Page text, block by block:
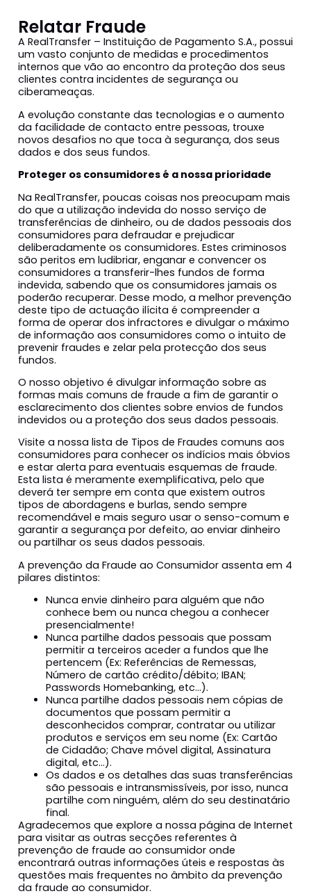
Relatar Fraude
A RealTransfer – Instituição de Pagamento S.A., possui
um vasto conjunto de medidas e procedimentos
internos que vão ao encontro da proteção dos seus
clientes contra incidentes de segurança ou
ciberameaças.
A evolução constante das tecnologias e o aumento
da facilidade de contacto entre pessoas, trouxe
novos desafios no que toca à segurança, dos seus
dados e dos seus fundos.
Proteger os consumidores é a nossa prioridade
Na RealTransfer, poucas coisas nos preocupam mais
do que a utilização indevida do nosso serviço de
transferências de dinheiro, ou de dados pessoais dos
consumidores para defraudar e prejudicar
deliberadamente os consumidores. Estes criminosos
são peritos em ludibriar, enganar e convencer os
consumidores a transferir-lhes fundos de forma
indevida, sabendo que os consumidores jamais os
poderão recuperar. Desse modo, a melhor prevenção
deste tipo de actuação ilícita é compreender a
forma de operar dos infractores e divulgar o máximo
de informação aos consumidores como o intuito de
prevenir fraudes e zelar pela protecção dos seus
fundos.
O nosso objetivo é divulgar informação sobre as
formas mais comuns de fraude a fim de garantir o
esclarecimento dos clientes sobre envios de fundos
indevidos ou a proteção dos seus dados pessoais.
Visite a nossa lista de Tipos de Fraudes comuns aos
consumidores para conhecer os indícios mais óbvios
e estar alerta para eventuais esquemas de fraude.
Esta lista é meramente exemplificativa, pelo que
deverá ter sempre em conta que existem outros
tipos de abordagens e burlas, sendo sempre
recomendável e mais seguro usar o senso-comum e
garantir a segurança por defeito, ao enviar dinheiro
ou partilhar os seus dados pessoais.
A prevenção da Fraude ao Consumidor assenta em 4
pilares distintos:
Nunca envie dinheiro para alguém que não
conhece bem ou nunca chegou a conhecer
presencialmente!
Nunca partilhe dados pessoais que possam
permitir a terceiros aceder a fundos que lhe
pertencem (Ex: Referências de Remessas,
Número de cartão crédito/débito; IBAN;
Passwords Homebanking, etc…).
Nunca partilhe dados pessoais nem cópias de
documentos que possam permitir a
desconhecidos comprar, contratar ou utilizar
produtos e serviços em seu nome (Ex: Cartão
de Cidadão; Chave móvel digital, Assinatura
digital, etc…).
Os dados e os detalhes das suas transferências
são pessoais e intransmissíveis, por isso, nunca
partilhe com ninguém, além do seu destinatário
final.
Agradecemos que explore a nossa página de Internet
para visitar as outras secções referentes à
prevenção de fraude ao consumidor onde
encontrará outras informações úteis e respostas às
questões mais frequentes no âmbito da prevenção
da fraude ao consumidor.